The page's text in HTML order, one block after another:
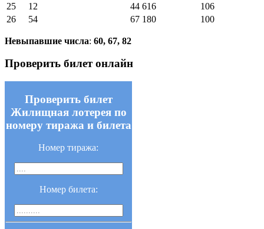
25
12 44 616
106
26
54 67 180 100
Невыпавшие числа: 60, 67, 82
Проверить билет онлайн
Проверить билет
Жилищная лотерея по
номеру тиража и билета
Номер тиража:
Номер билета: